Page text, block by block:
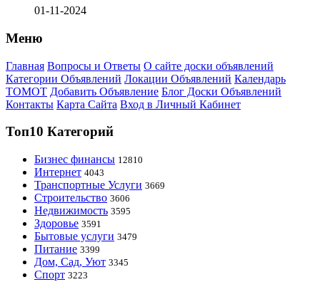
01-11-2024
Меню
Главная Вопросы и Ответы О сайте доски объявлений
Категории Объявлений Локации Объявлений Календарь
ТОМОТ Добавить Объявление Блог Доски Объявлений
Контакты Карта Сайта Вход в Личный Кабинет
Топ10 Категорий
Бизнес финансы 12810
Интернет 4043
Транспортные Услуги 3669
Строительство 3606
Недвижимость 3595
Здоровье 3591
Бытовые услуги 3479
Питание 3399
Дом, Сад, Уют 3345
Спорт 3223